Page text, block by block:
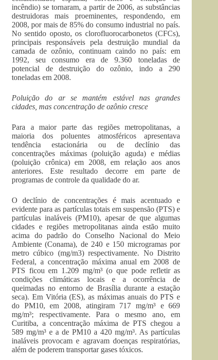
incêndio) se tornaram, a partir de 2006, as substâncias
destruidoras mais proeminentes, respondendo, em
2008, por mais de 85% do consumo industrial no país.
No sentido oposto, os clorofluorocarbonetos (CFCs),
principais responsáveis pela destruição mundial da
camada de ozônio, continuam caindo no país: em
1992, seu consumo era de 9.360 toneladas de
potencial de destruição do ozônio, indo a 290
toneladas em 2008.
Poluição do ar se mantém estável nas grandes
cidades, mas concentração de ozônio cresce
Para a maior parte das regiões metropolitanas, a
maioria dos poluentes atmosféricos apresentava
tendência estacionária ou de declínio das
concentrações máximas (poluição aguda) e médias
(poluição crônica) em 2008, em relação aos anos
anteriores. Este resultado decorre em parte de
programas de controle da qualidade do ar.
O declínio de concentrações é mais acentuado e
evidente para as partículas totais em suspensão (PTS) e
partículas inaláveis (PM10), apesar de que algumas
cidades e regiões metropolitanas ainda estão muito
acima do padrão do Conselho Nacional do Meio
Ambiente (Conama), de 240 e 150 microgramas por
metro cúbico (mg/m3) respectivamente. No Distrito
Federal, a concentração máxima anual em 2008 de
PTS ficou em 1.209 mg/m³ (o que pode refletir as
condições climáticas locais e a ocorrência de
queimadas no entorno de Brasília durante a estação
seca). Em Vitória (ES), as máximas anuais do PTS e
do PM10, em 2008, atingiram 717 mg/m³ e 669
mg/m³; respectivamente. Para o mesmo ano, em
Curitiba, a concentração máxima de PTS chegou a
589 mg/m³ e a de PM10 a 420 mg/m³. As partículas
inaláveis provocam e agravam doenças respiratórias,
além de poderem transportar gases tóxicos.